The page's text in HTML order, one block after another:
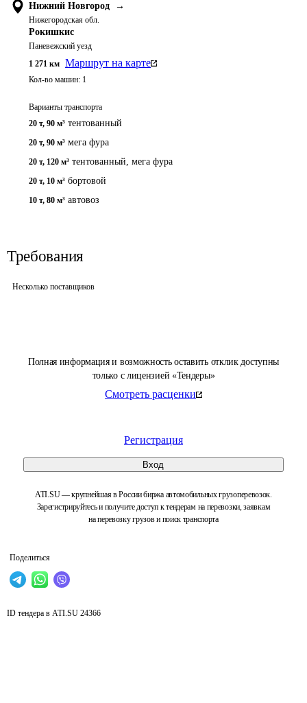
Полная информация и возможность оставить отклик доступны
только с лицензией «Тендеры»
Смотреть расценки
Регистрация
Вход
ATI.SU — крупнейшая в России биржа автомобильных грузоперевозок.
Зарегистрируйтесь и получите доступ к тендерам на перевозки, заявкам
на перевозку грузов и поиск транспорта
Поделиться
Нижний Новгород →
Нижегородская обл.
Рокишкис
Паневежский уезд
1 271 км Маршрут на карте
Кол-во машин: 1
Варианты транспорта
20 т, 90 м³ тентованный
20 т, 90 м³ мега фура
20 т, 120 м³ тентованный, мега фура
20 т, 10 м³ бортовой
10 т, 80 м³ автовоз
Требования
Несколько поставщиков
ID тендера в ATI.SU 24366